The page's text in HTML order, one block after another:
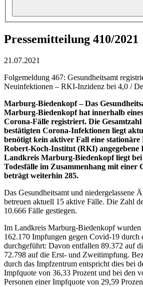
Pressemitteilung 410/2021
21.07.2021
Folgemeldung 467: Gesundheitsamt
Neuinfektionen – RKI-Inzidenz bei 4,0 /
Marburg-Biedenkopf – Das
Marburg-Biedenkopf hat innerhalb eines
Corona-Fälle registriert. Die
bestätigten Corona-Infektionen liegt
benötigt kein aktiver Fall eine stationäre
Robert-Koch-Institut (RKI) angegebene
Landkreis Marburg-Biedenkopf liegt
Todesfälle im Zusammenhang mit einer
beträgt weiterhin 285.
Das Gesundheitsamt und niedergelassene
betreuen aktuell 15 aktive Fälle. Die Zahl
10.666 Fälle gestiegen.
Im Landkreis Marburg-Biedenkopf wurden
162.170 Impfungen gegen Covid-19 durch
durchgeführt: Davon entfallen 89.372 auf
72.798 auf die Erst- und Zweitimpfung.
durch das Impfzentrum entspricht dies bei
Impfquote von 36,33 Prozent und bei den
Personen einer Impfquote von 29,59